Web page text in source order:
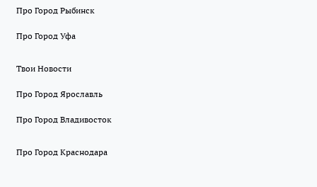
Про Город Рыбинск
Про Город Уфа
Твои Новости
Про Город Ярославль
Про Город Владивосток
Про Город Краснодара